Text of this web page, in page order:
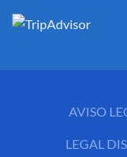
AVISO
LEGAL